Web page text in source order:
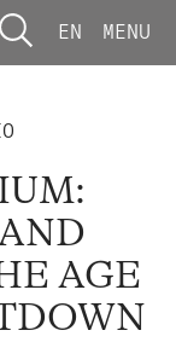
EN MENU
AGE